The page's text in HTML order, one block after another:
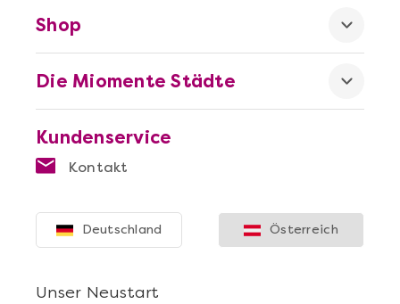
Kundenservice
Kontakt
Die Miomente Städte
Shop
Unser Neustart
Deutschland Österreich